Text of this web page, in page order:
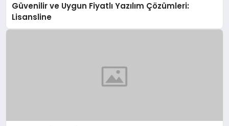
Güvenilir ve Uygun Fiyatlı Yazılım Çözümleri:
Lisansline